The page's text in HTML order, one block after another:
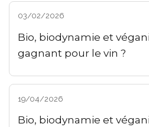
03/02/2026
Bio, biodynamie et
gagnant pour le vin ?
19/04/2026
Bio, biodynamie et